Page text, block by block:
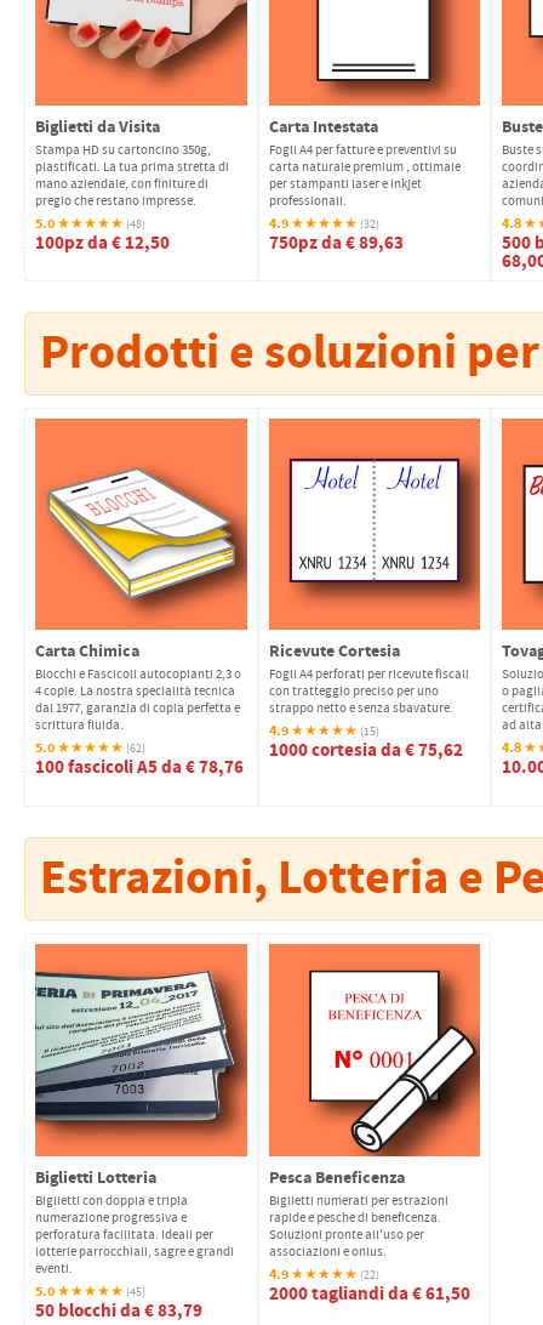
DORSALI TARGHE
PETTORALI NUMERI DA
PETTORALI CON NOME ATLETA
NUMERI DA GARA MTB
Biglietti da Visita
Stampa HD su cartoncino 350g,
plastificati. La tua prima stretta di
mano aziendale, con finiture di
pregio che restano impresse.
5.0★★★★★ (48)
100pz da € 12,50
Carta Intestata
Fogli A4 per fatture e preventivi su
carta naturale premium , ottimale
per stampanti laser e inkjet
professionali.
4.9★★★★★ (32)
750pz da € 89,63
Buste
4.8
500
Prodotti e soluzioni
Carta Chimica
Blocchi e Fascicoli autocopianti 2,3 o
4 copie. La nostra specialità tecnica
dal 1977, garanzia di copia perfetta e
scrittura fluida.
5.0★★★★★ (62)
100 fascicoli A5 da € 78,76
Ricevute Cortesia
Fogli A4 perforati per ricevute fiscali
con tratteggio preciso per uno
strappo netto e senza sbavature.
4.9★★★★★ (15)
1000 cortesia da € 75,62
o
ad
4.8
Estrazioni, Lotteria e
Biglietti Lotteria
Biglietti con doppia e tripla
numerazione progressiva e
perforatura facilitata. Ideali per
lotterie parrocchiali, sagre e grandi
eventi.
5.0★★★★★ (45)
50 blocchi da € 83,79
Pesca Beneficenza
Biglietti numerati per estrazioni
rapide e pesche di beneficenza.
Soluzioni pronte all'uso per
associazioni e onlus.
4.9★★★★★ (22)
2000 tagliandi da € 61,50